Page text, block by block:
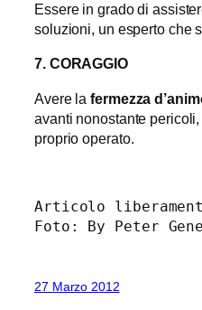
Essere in grado di
soluzioni, un esperto che
7. CORAGGIO
Avere lafermezza
avanti nonostante
proprio operato.
Articolo
Foto: By Peter
27 Marzo 2012